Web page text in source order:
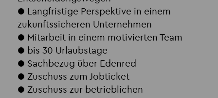
● Langfristige Perspektive in einem
zukunftssicheren Unternehmen
● Mitarbeit in einem motivierten Team
● bis 30 Urlaubstage
● Sachbezug über Edenred
● Zuschuss zum Jobticket
● Zuschuss zur betrieblichen